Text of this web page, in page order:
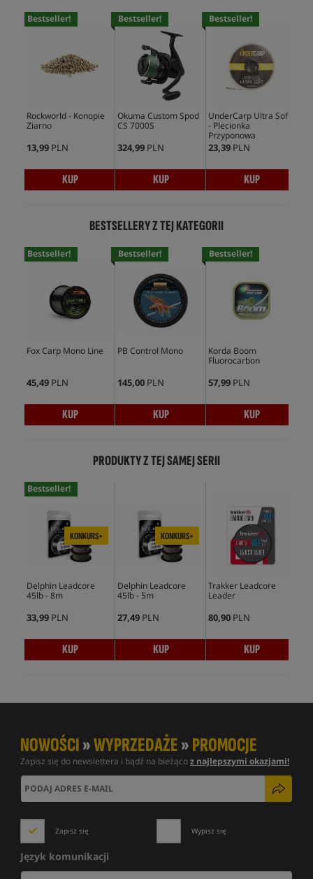
Bestseller!
Rockworld - Konopie
Ziarno
13,99 PLN
KUP
Bestseller!
Okuma Custom Spod
CS 7000S
324,99 PLN
KUP
Bestseller!
UnderCarp Ultra Soft
- Plecionka
Przyponowa
23,39 PLN
KUP
BESTSELLERY Z TEJ KATEGORII
Bestseller!
Fox Carp Mono Line
45,49 PLN
KUP
Bestseller!
PB Control Mono
145,00 PLN
KUP
Bestseller!
Korda Boom
Fluorocarbon
57,99 PLN
KUP
PRODUKTY Z TEJ SAMEJ SERII
Bestseller!
KONKURS+
Delphin Leadcore
45lb - 8m
33,99 PLN
KUP
KONKURS+
Delphin Leadcore
45lb - 5m
27,49 PLN
KUP
Trakker Leadcore
Leader
80,90 PLN
KUP
NOWOŚCI»WYPRZEDAŻE»PROMOCJE
Zapisz się do newslettera i bądź na bieżącoz najlepszymi okazjami!
Zapisz się Wypisz się
Język komunikacji